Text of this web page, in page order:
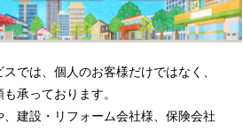
では、個人のお客様だけではなく、
承っております。
建設・リフォーム会社様、保険会社